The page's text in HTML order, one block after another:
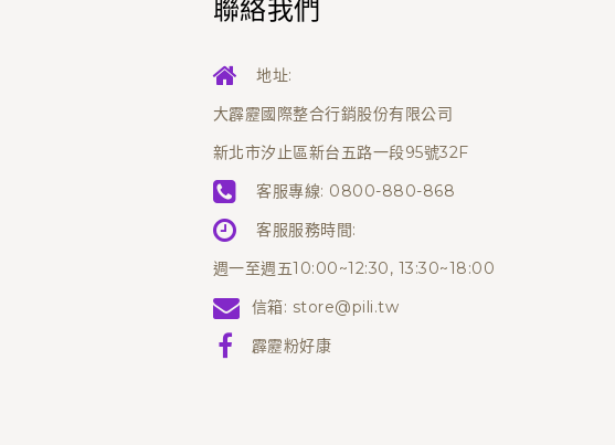
聯絡我們
地址:
大霹靂國際整合行銷股份有限公司
新北市汐止區新台五路一段95號32F
客服專線: 0800-880-868
客服服務時間:
週一至週五10:00~12:30, 13:30~18:00
信箱: store@pili.tw
霹靂粉好康